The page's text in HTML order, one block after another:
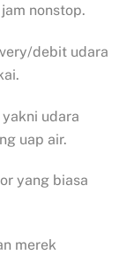
nonstop.
debit udara
udara
uap air.
yang biasa
merek